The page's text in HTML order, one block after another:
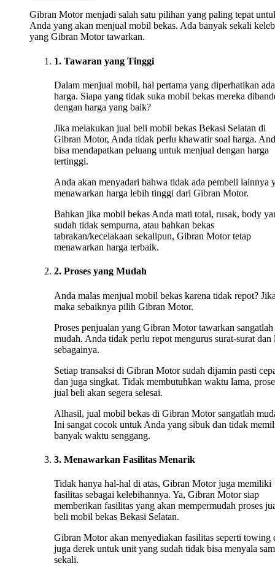
Gibran Motor menjadi salah satu pilihan yang paling tepat
Anda yang akan menjual mobil bekas. Ada banyak sekali
yang Gibran Motor tawarkan.
1. Tawaran yang Tinggi
Dalam menjual mobil, hal pertama yang diperhatikan
harga. Siapa yang tidak suka mobil bekas mereka
dengan harga yang baik?
Jika melakukan jual beli mobil bekas Bekasi Selatan di
Gibran Motor, Anda tidak perlu khawatir soal harga.
bisa mendapatkan peluang untuk menjual dengan harga
tertinggi.
Anda akan menyadari bahwa tidak ada pembeli lainnya
menawarkan harga lebih tinggi dari Gibran Motor.
Bahkan jika mobil bekas Anda mati total, rusak, body
sudah tidak sempurna, atau bahkan bekas
tabrakan/kecelakaan sekalipun, Gibran Motor tetap
menawarkan harga terbaik.
2. Proses yang Mudah
Anda malas menjual mobil bekas karena tidak repot?
maka sebaiknya pilih Gibran Motor.
Proses penjualan yang Gibran Motor tawarkan sangatlah
mudah. Anda tidak perlu repot mengurus surat-surat dan
sebagainya.
Setiap transaksi di Gibran Motor sudah dijamin pasti
dan juga singkat. Tidak membutuhkan waktu lama,
jual beli akan segera selesai.
Alhasil, jual mobil bekas di Gibran Motor sangatlah
Ini sangat cocok untuk Anda yang sibuk dan tidak
banyak waktu senggang.
3. Menawarkan Fasilitas Menarik
Tidak hanya hal-hal di atas, Gibran Motor juga memiliki
fasilitas sebagai kelebihannya. Ya, Gibran Motor siap
memberikan fasilitas yang akan mempermudah proses
beli mobil bekas Bekasi Selatan.
Gibran Motor akan menyediakan fasilitas seperti towing
juga derek untuk unit yang sudah tidak bisa menyala
sekali.